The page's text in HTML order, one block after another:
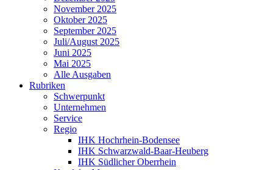
November 2025
Oktober 2025
September 2025
Juli/August 2025
Juni 2025
Mai 2025
Alle Ausgaben
Rubriken
Schwerpunkt
Unternehmen
Service
Regio
IHK Hochrhein-Bodensee
IHK Schwarzwald-Baar-Heuberg
IHK Südlicher Oberrhein